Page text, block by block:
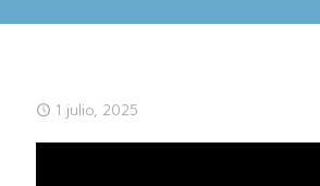
1 julio, 2025